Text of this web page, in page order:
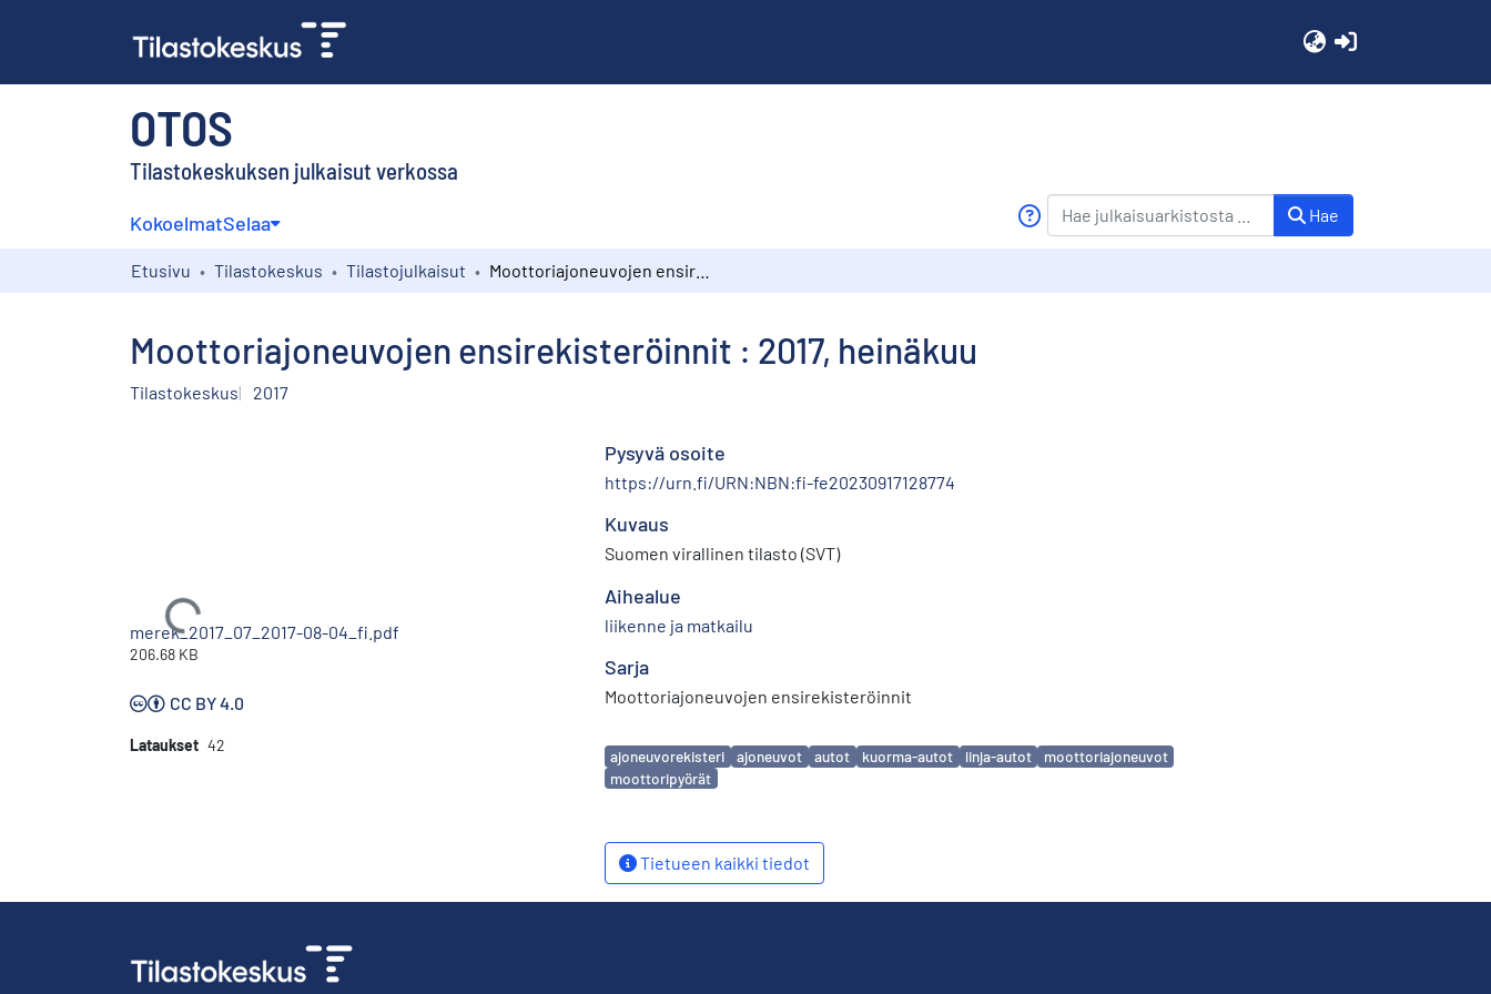
OTOS
Tilastokeskuksen julkaisut verkossa
KokoelmatSelaa Hae
Etusivu Tilastokeskus Tilastojulkaisut
Moottoriajoneuvojen ensirekisteröinnit : 2017, heinäkuu
Tilastokeskus 2017
Ladataan...
merek_2017_07_2017-08-04_fi.pdf
206.68 KB
CC BY 4.0
Lataukset 42
Pysyvä osoite
https://urn.fi/URN:NBN:fi-fe20230917128774
Kuvaus
Suomen virallinen tilasto (SVT)
Aihealue
liikenne ja matkailu
Sarja
Moottoriajoneuvojen ensirekisteröinnit
Avainsanat
ajoneuvorekisteri ajoneuvot autot kuorma-autot linja-autot
moottoriajoneuvot
moottoripyörät
Tietueen kaikki tiedot